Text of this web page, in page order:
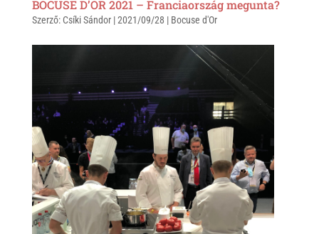
BOCUSE D’OR 2021 – Franciaország megunta?
Szerző: Csíki Sándor|2021/09/28 | Bocuse d'Or